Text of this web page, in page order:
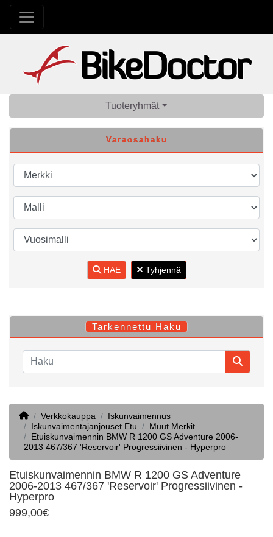
Tuoteryhmät
Varaosahaku
HAE Tyhjennä
Tarkennettu Haku
HomeVerkkokauppa
Iskunvaimennus
Iskunvaimentajanjouset Etu
Muut Merkit
Etuiskunvaimennin BMW R 1200 GS Adventure 2006-
2013 467/367 'Reservoir' Progressiivinen - Hyperpro
Etuiskunvaimennin BMW R 1200 GS Adventure
2006-2013 467/367 'Reservoir' Progressiivinen -
Hyperpro
999,00€